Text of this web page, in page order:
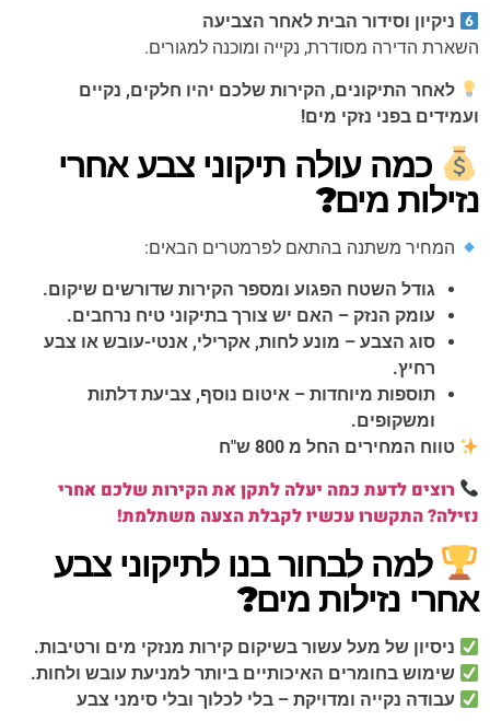
ניקיון וסידור הבית לאחר הצביעה
השארת הדירה מסודרת, נקייה ומוכנה למגורים.
לאחר התיקונים, הקירות שלכם יהיו חלקים, נקיים
ועמידים בפני נזקי מים!
כמה עולה תיקוני צבע אחרי
נזילות מים?
המחיר משתנה בהתאם לפרמטרים הבאים:
גודל השטח הפגוע ומספר הקירות שדורשים שיקום.
עומק הנזק – האם יש צורך בתיקוני טיח נרחבים.
סוג הצבע – מונע לחות, אקרילי, אנטי-עובש או צבע
רחיץ.
תוספות מיוחדות – איטום נוסף, צביעת דלתות
ומשקופים.
טווח המחירים החל מ 800 ש"ח
רוצים לדעת כמה יעלה לתקן את הקירות שלכם אחרי
נזילה? התקשרו עכשיו לקבלת הצעה משתלמת!
למה לבחור בנו לתיקוני צבע
אחרי נזילות מים?
ניסיון של מעל עשור בשיקום קירות מנזקי מים ורטיבות.
שימוש בחומרים האיכותיים ביותר למניעת עובש ולחות.
עבודה נקייה ומדויקת – בלי לכלוך ובלי סימני צבע